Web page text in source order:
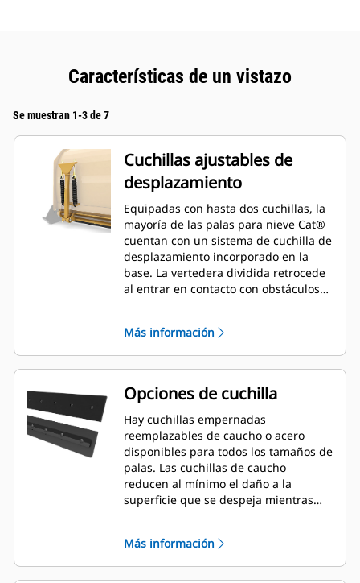
Características de un vistazo
Se muestran 1-3 de 7
Cuchillas ajustables de
desplazamiento
Equipadas con hasta dos cuchillas, la
mayoría de las palas para nieve Cat®
cuentan con un sistema de cuchilla de
desplazamiento incorporado en la
base. La vertedera dividida retrocede
al entrar en contacto con obstáculos
la máquina. Hay disponible una
cuchilla de desplazamiento de caucho
en los tamaños de 2,6 m (8'), 3,2 m
(10') y 3,8 m (12') que se adaptan a
todos los modelos que utilizan un
acoplador de minicargador.
Más información
Opciones de cuchilla
Hay cuchillas empernadas
reemplazables de caucho o acero
disponibles para todos los tamaños de
palas. Las cuchillas de caucho
reducen al mínimo el daño a la
superficie que se despeja mientras
Más información